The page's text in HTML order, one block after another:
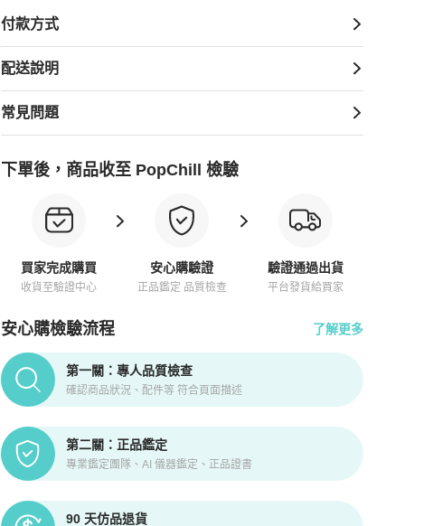
付款方式
配送說明
常見問題
下單後，商品收至 PopChill 檢驗
買家完成購買
收貨至驗證中心
安心購驗證
正品鑑定 品質檢查
驗證通過出貨
平台發貨給買家
安心購檢驗流程 了解更多
PopChill拍拍圈正品驗證、安心購檢驗流程介紹
第一關：專人品質檢查
確認商品狀況、配件等 符合頁面描述
第二關：正品鑑定
專業鑑定團隊、AI 儀器鑑定、正品證書
90 天仿品退貨